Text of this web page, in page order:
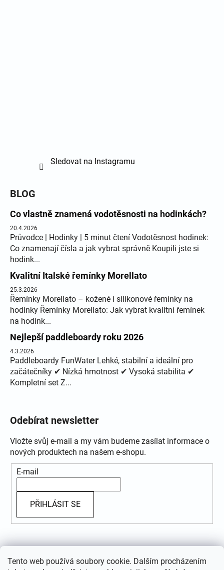
Tento web používá soubory cookie. Dalším procházením
Sledovat na Instagramu
BLOG
Co vlastně znamená vodotěsnosti na hodinkách?
20.4.2026
Průvodce | Hodinky | 5 minut čtení Vodotěsnost hodinek:
Co znamenají čísla a jak vybrat správně Koupili jste si
hodink...
Kvalitní Italské řemínky Morellato
25.3.2026
Řemínky Morellato – kožené i silikonové řemínky na
hodinky Řemínky Morellato: Jak vybrat kvalitní řemínek
na hodink...
Nejlepší paddleboardy roku 2026
4.3.2026
Paddleboardy FunWater Lehké, stabilní a ideální pro
začátečníky ✔ Nízká hmotnost ✔ Vysoká stabilita ✔
Kompletní set Z...
Odebírat newsletter
Vložte svůj e-mail a my vám budeme zasílat informace o
nových produktech na našem e-shopu.
E-mail
PŘIHLÁSIT SE